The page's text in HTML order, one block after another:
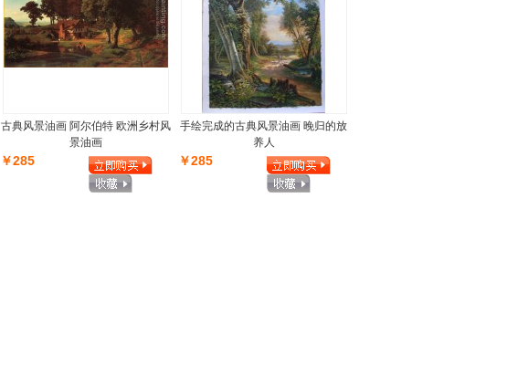
古典风景油画 阿尔伯特 欧洲乡村风
景油画
￥285
手绘完成的古典风景油画 晚归的放
养人
￥285